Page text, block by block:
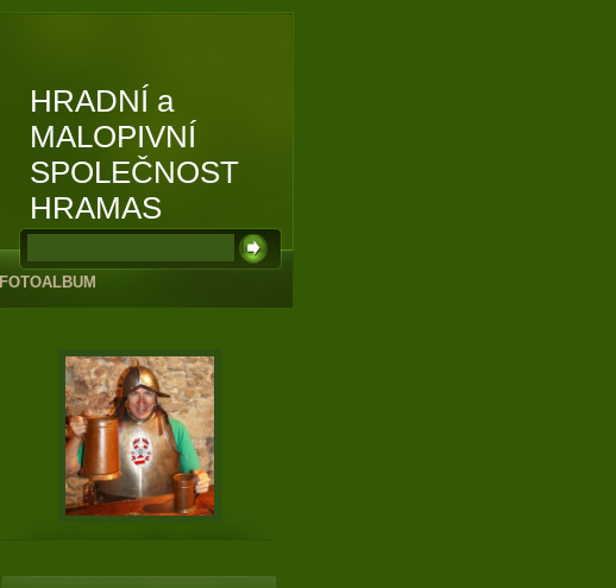
HRADNÍ a
MALOPIVNÍ
SPOLEČNOST
HRAMAS
FOTOALBUM